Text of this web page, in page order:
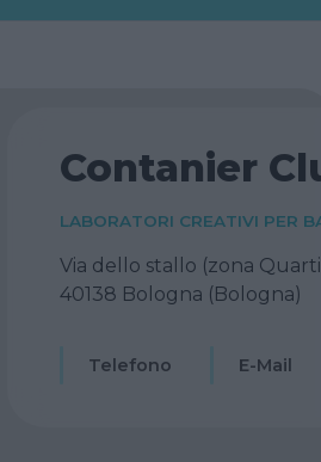
Contanier
LABORATORI CREATIVI PER
Via dello stallo (zona
40138 Bologna (Bologna)
Telefono E-Mail